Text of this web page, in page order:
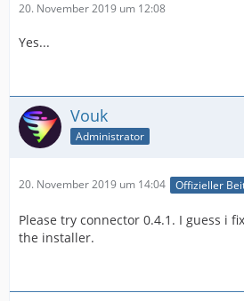
20. November 2019 um 12:08
Yes...
Vouk
Administrator
20. November 2019 um 14:04 Offizieller
Please try connector 0.4.1. I guess i
the installer.